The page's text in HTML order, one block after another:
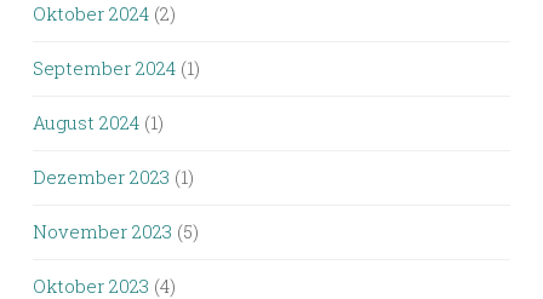
Oktober 2024 (2)
September 2024 (1)
August 2024 (1)
Dezember 2023 (1)
November 2023 (5)
Oktober 2023 (4)